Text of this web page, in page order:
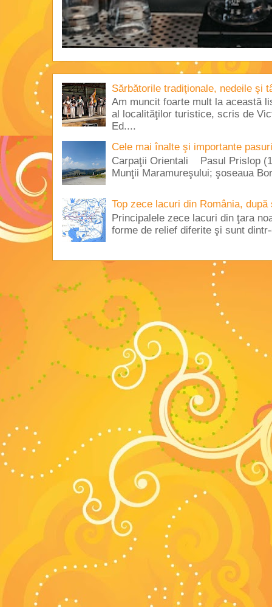
Sărbătorile tradiţionale, nedeile şi
Am muncit foarte mult la această
al localităţilor turistice, scris de
Ed....
Cele mai înalte şi importante
Carpaţii Orientali Pasul Prislop
Munţii Maramureşului; şoseaua
Top zece lacuri din România, după
Principalele zece lacuri din ţara
forme de relief diferite şi sunt